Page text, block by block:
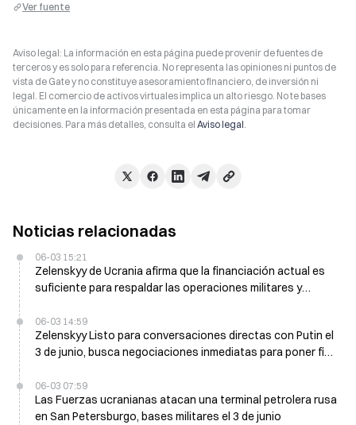
Ver fuente
Aviso legal: La información en esta página puede provenir de fuentes de
terceros y es solo para referencia. No representa las opiniones ni puntos de
vista de Gate y no constituye asesoramiento financiero, de inversión ni
legal. El comercio de activos virtuales implica un alto riesgo. No te bases
únicamente en la información presentada en esta página para tomar
decisiones. Para más detalles, consulta el Aviso legal.
Noticias relacionadas
06-03 15:21
Zelenskyy de Ucrania afirma que la financiación actual es
suficiente para respaldar las operaciones militares y
junio
06-03 14:59
Zelenskyy Listo para conversaciones directas con Putin el
3 de junio, busca negociaciones inmediatas para poner fin
06-03 07:59
Las Fuerzas ucranianas atacan una terminal petrolera rusa
en San Petersburgo, bases militares el 3 de junio